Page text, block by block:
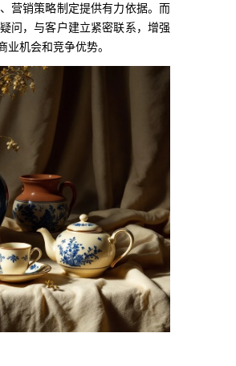
营销策略制定提供有力依据。而
问，与客户建立紧密联系，增强
机会和竞争优势。